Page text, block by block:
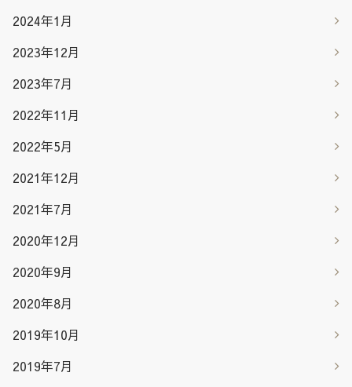
2024年1月
2023年12月
2023年7月
2022年11月
2022年5月
2021年12月
2021年7月
2020年12月
2020年9月
2020年8月
2019年10月
2019年7月